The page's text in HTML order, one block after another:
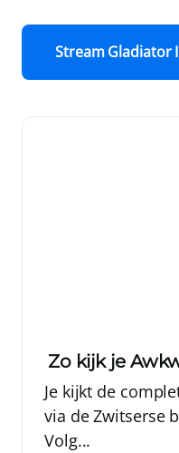
Stream Gladiator
Zo kijk je
Je kijkt de
via de Zwitserse
Volg...